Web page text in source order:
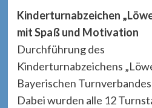
Kinderturnabzeichen
mit Spaß und Motivation
Durchführung des
Kinderturnabzeichens
Bayerischen Turnverbandes
Dabei wurden alle 12